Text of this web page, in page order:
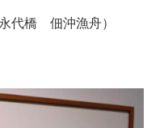
代橋 佃沖漁舟）